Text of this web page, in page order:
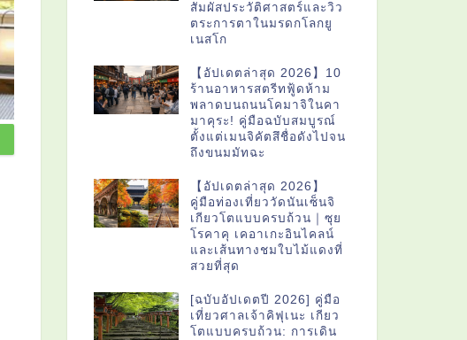
สัมผัสประวัติศาสตร์และวิว
ตระการตาในมรดกโลกยู
เนสโก
【อัปเดตล่าสุด 2026】10
ร้านอาหารสตรีทฟู้ดห้าม
พลาดบนถนนโคมาจิในคา
มาคุระ! คู่มือฉบับสมบูรณ์
ตั้งแต่เมนจิคัตสึชื่อดังไปจน
ถึงขนมมัทฉะ
【อัปเดตล่าสุด 2026】
คู่มือท่องเที่ยววัดนันเซ็นจิ
เกียวโตแบบครบถ้วน｜ซุย
โรคาคุ เคอาเกะอินไคลน์
และเส้นทางชมใบไม้แดงที่
สวยที่สุด
[ฉบับอัปเดตปี 2026] คู่มือ
เที่ยวศาลเจ้าคิฟุเนะ เกียว
โตแบบครบถ้วน: การเดิน